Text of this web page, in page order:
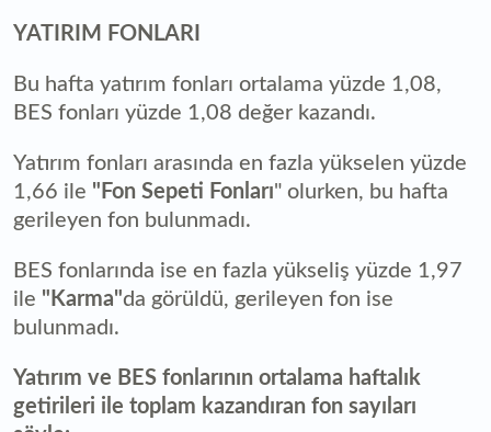
YATIRIM FONLARI
Bu hafta yatırım fonları ortalama yüzde 1,08,
BES fonları yüzde 1,08 değer kazandı.
Yatırım fonları arasında en fazla yükselen yüzde
1,66 ile "Fon Sepeti Fonları" olurken, bu hafta
gerileyen fon bulunmadı.
BES fonlarında ise en fazla yükseliş yüzde 1,97
ile "Karma"da görüldü, gerileyen fon ise
bulunmadı.
Yatırım ve BES fonlarının ortalama haftalık
getirileri ile toplam kazandıran fon sayıları